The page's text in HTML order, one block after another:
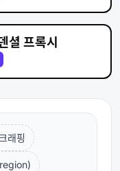
셜 프록시
래핑